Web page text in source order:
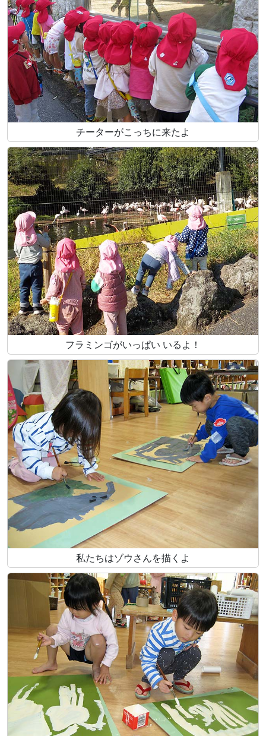
チーターがこっちに来たよ
フラミンゴがいっぱい いるよ！
私たちはゾウさんを描くよ